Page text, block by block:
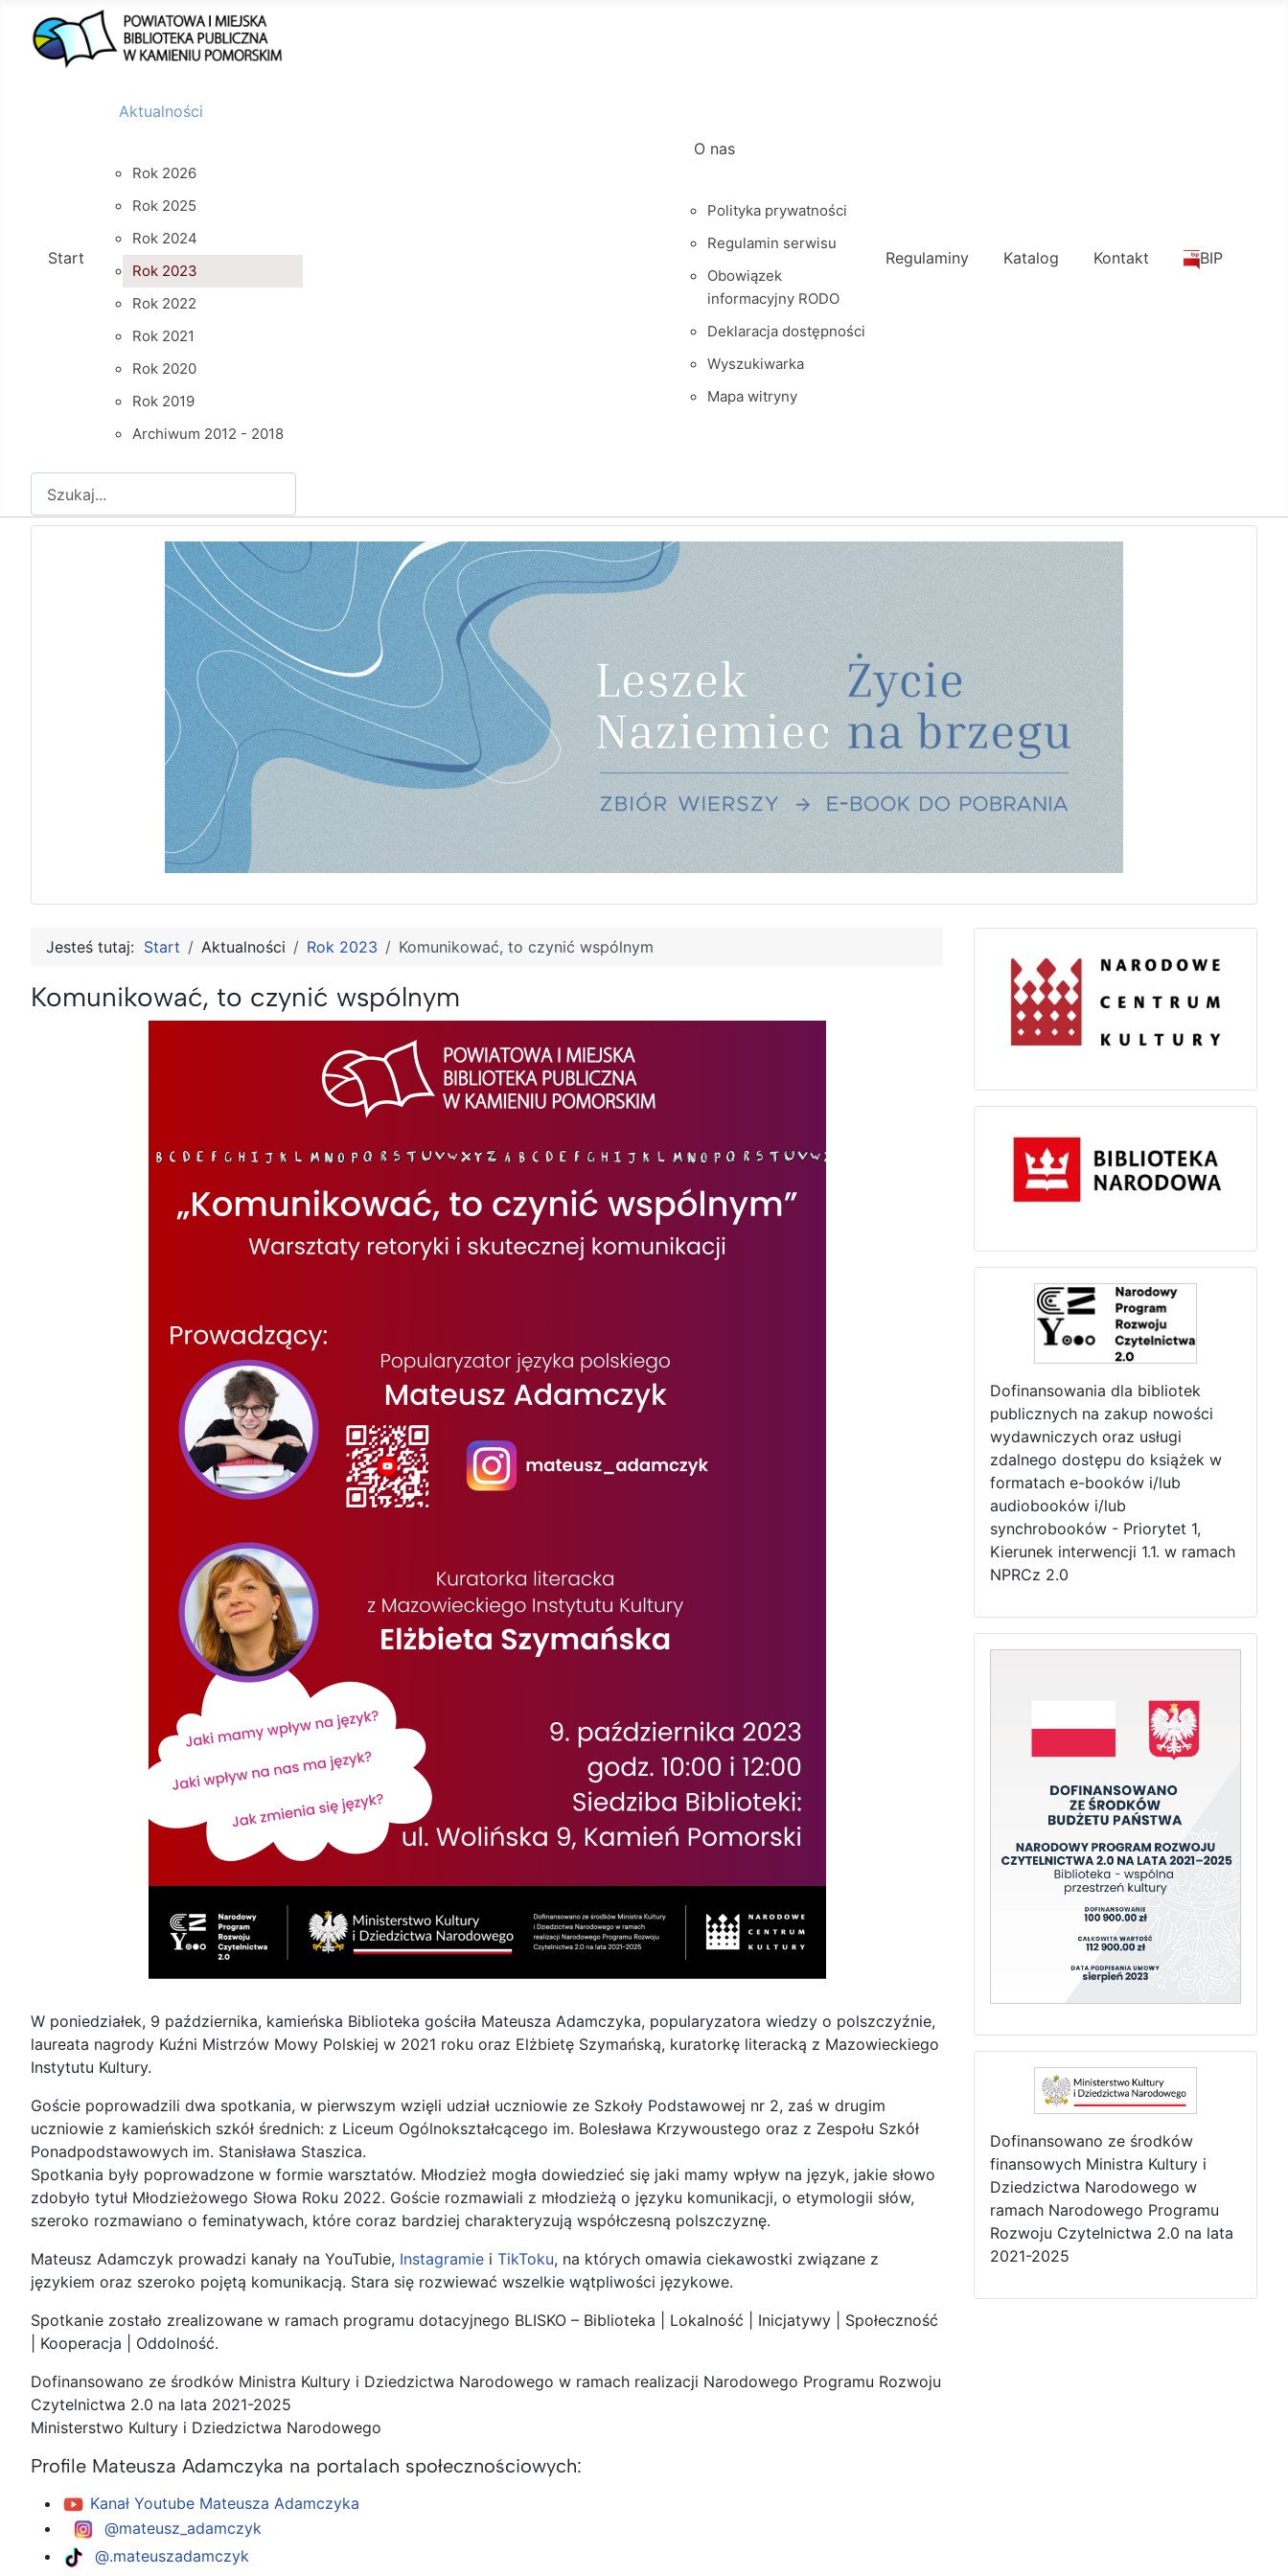
Start
Aktualności
Rok 2026
Rok 2025
Rok 2024
Rok 2023
Rok 2022
Rok 2021
Rok 2020
Rok 2019
Archiwum 2012 - 2018
O nas
Polityka prywatności
Regulamin serwisu
Obowiązek
informacyjny RODO
Deklaracja dostępności
Wyszukiwarka
Mapa witryny
Regulaminy Katalog Kontakt BIP
Jesteś tutaj: Start Aktualności Rok 2023 Komunikować, to czynić wspólnym
Komunikować, to czynić wspólnym
W poniedziałek, 9 października, kamieńska Biblioteka gościła Mateusza Adamczyka, popularyzatora wiedzy o polszczyźnie,
laureata nagrody Kuźni Mistrzów Mowy Polskiej w 2021 roku oraz Elżbietę Szymańską, kuratorkę literacką z Mazowieckiego
Instytutu Kultury.
Goście poprowadzili dwa spotkania, w pierwszym wzięli udział uczniowie ze Szkoły Podstawowej nr 2, zaś w drugim
uczniowie z kamieńskich szkół średnich: z Liceum Ogólnokształcącego im. Bolesława Krzywoustego oraz z Zespołu Szkół
Ponadpodstawowych im. Stanisława Staszica.
Spotkania były poprowadzone w formie warsztatów. Młodzież mogła dowiedzieć się jaki mamy wpływ na język, jakie słowo
zdobyło tytuł Młodzieżowego Słowa Roku 2022. Goście rozmawiali z młodzieżą o języku komunikacji, o etymologii słów,
szeroko rozmawiano o feminatywach, które coraz bardziej charakteryzują współczesną polszczyznę.
Mateusz Adamczyk prowadzi kanały na YouTubie, Instagramie i TikToku, na których omawia ciekawostki związane z
językiem oraz szeroko pojętą komunikacją. Stara się rozwiewać wszelkie wątpliwości językowe.
Spotkanie zostało zrealizowane w ramach programu dotacyjnego BLISKO – Biblioteka | Lokalność | Inicjatywy | Społeczność
| Kooperacja | Oddolność.
Dofinansowano ze środków Ministra Kultury i Dziedzictwa Narodowego w ramach realizacji Narodowego Programu Rozwoju
Czytelnictwa 2.0 na lata 2021-2025
Ministerstwo Kultury i Dziedzictwa Narodowego
Profile Mateusza Adamczyka na portalach społecznościowych:
Kanał Youtube Mateusza Adamczyka
@mateusz_adamczyk
@.mateuszadamczyk
Dofinansowania dla bibliotek
publicznych na zakup nowości
wydawniczych oraz usługi
zdalnego dostępu do książek w
formatach e-booków i/lub
audiobooków i/lub
synchrobooków - Priorytet 1,
Kierunek interwencji 1.1. w ramach
NPRCz 2.0
Dofinansowano ze środków
finansowych Ministra Kultury i
Dziedzictwa Narodowego w
ramach Narodowego Programu
Rozwoju Czytelnictwa 2.0 na lata
2021-2025